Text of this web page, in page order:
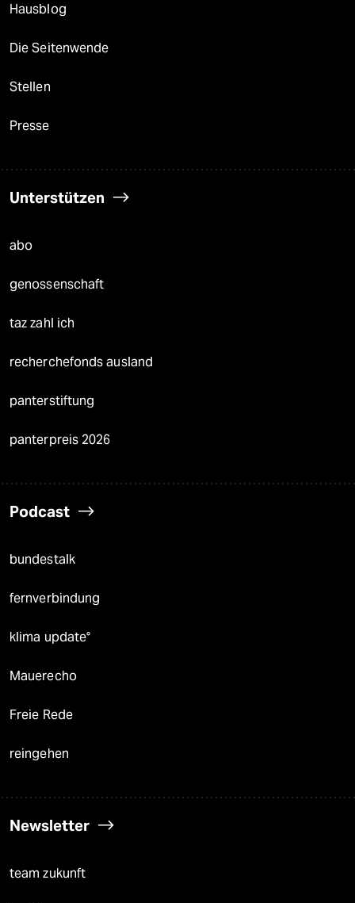
Hausblog
Die Seitenwende
Stellen
Presse
Unterstützen
abo
genossenschaft
taz zahl ich
recherchefonds ausland
panterstiftung
panterpreis 2026
Podcast
bundestalk
fernverbindung
klima update°
Mauerecho
Freie Rede
reingehen
Newsletter
team zukunft